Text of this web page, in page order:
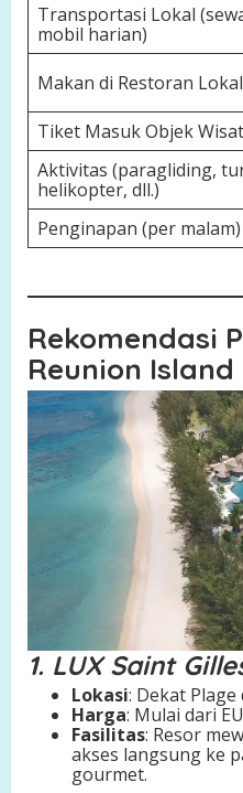
Transportasi Lokal
mobil harian)
Makan di Restoran Lokal
Tiket Masuk Objek
Aktivitas (paragliding,
helikopter, dll.)
Penginapan (per malam)
Rekomendasi
Reunion Island
1. LUX Saint
Lokasi: Dekat Plage
Harga: Mulai dari
Fasilitas: Resor
akses langsung ke
gourmet.